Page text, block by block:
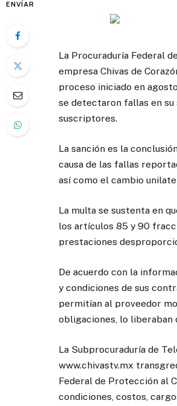
ENVÍAR
La Procuraduría Federal
empresa Chivas de
proceso iniciado en
se detectaron fallas en su
suscriptores.
La sanción es la
causa de las fallas
así como el cambio
La multa se sustenta en
los artículos 85 y 90
prestaciones
De acuerdo con la
y condiciones de sus
permitían al proveedor
obligaciones, lo liberaban
La Subprocuraduría de
www.chivastv.mx
Federal de Protección al
condiciones, costos,